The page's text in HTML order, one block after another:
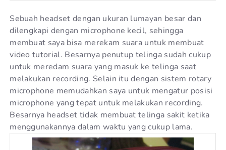
Sebuah headset dengan ukuran lumayan besar dan
dilengkapi dengan microphone kecil, sehingga
membuat saya bisa merekam suara untuk membuat
video tutorial. Besarnya penutup telinga sudah cukup
untuk meredam suara yang masuk ke telinga saat
melakukan recording. Selain itu dengan sistem rotary
microphone memudahkan saya untuk mengatur posisi
microphone yang tepat untuk melakukan recording.
Besarnya headset tidak membuat telinga sakit ketika
menggunakannya dalam waktu yang cukup lama.